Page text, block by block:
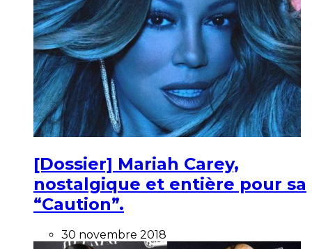
[Dossier] Mariah Carey,
nostalgique et entière pour sa
“Caution”.
30 novembre 2018